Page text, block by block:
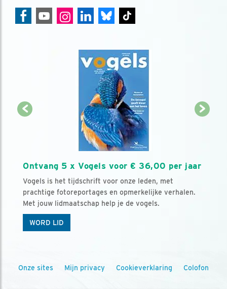
Ontvang 5 x Vogels voor € 36,00 per jaar
Vogels is het tijdschrift voor onze leden, met
prachtige fotoreportages en opmerkelijke verhalen.
Met jouw lidmaatschap help je de vogels.
WORD LID
Onze sites Mijn privacy Cookieverklaring Colofon